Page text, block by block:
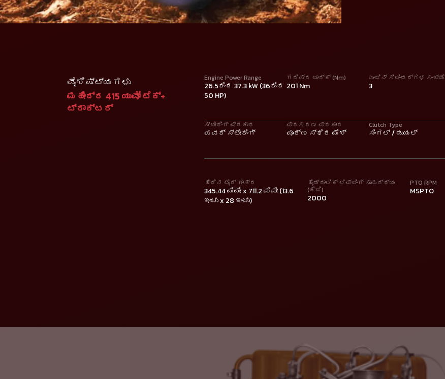
ವೈಶಿಷ್ಟ್ಯಗಳು
ಮಹೀಂದ್ರ 415 ಯುವೋ ಟೆಕ್+
ಟ್ರಾಕ್ಟರ್
Engine Power Range
26.5ರಿಂದ 37.3 kW (36ರಿಂದ
50 HP)
ಗರಿಷ್ಠ ಟಾರ್ಕ್ (Nm)
201 Nm
ಎಂಜಿನ್ ಸಿಲಿಂಡರ್ಗಳ ಸಂಖ್ಯೆ
3
ಸ್ಟೀರಿಂಗ್ ಪ್ರಕಾರ
ಪವರ್ ಸ್ಟೇರಿಂಗ್
ಪ್ರಸರಣ ಪ್ರಕಾರ
ಪೂರ್ಣ ಸ್ಥಿರ ಮೆಶ್
Clutch Type
ಸಿಂಗಲ್ / ಡುಯಲ್
ಹಿಂದಿನ ಟೈರ್ ಗಾತ್ರ
345.44 ಮಿಮೀ x 711.2 ಮಿಮೀ (13.6
ಇಂಚು x 28 ಇಂಚು)
ಹೈಡ್ರಾಲಿಕ್ ಲಿಫ್ಟಿಂಗ್ ಸಾಮರ್ಥ್ಯ
(ಕೆಜಿ)
2000
PTO RPM
MSPTO